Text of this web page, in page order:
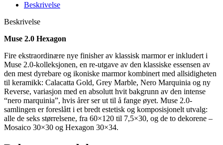
Beskrivelse
Beskrivelse
Muse 2.0 Hexagon
Fire ekstraordinære nye finisher av klassisk marmor er inkludert i
Muse 2.0-kolleksjonen, en re-utgave av den klassiske essensen av
den mest dyrebare og ikoniske marmor kombinert med allsidigheten
til keramikk: Calacatta Gold, Grey Marble, Nero Marquinia og ny
Reverse, variasjon med en absolutt hvit bakgrunn av den intense
“nero marquinia”, hvis årer ser ut til å fange øyet. Muse 2.0-
samlingen er foreslått i et bredt estetisk og komposisjonelt utvalg:
alle de seks størrelsene, fra 60×120 til 7,5×30, og de to dekorene –
Mosaico 30×30 og Hexagon 30×34.